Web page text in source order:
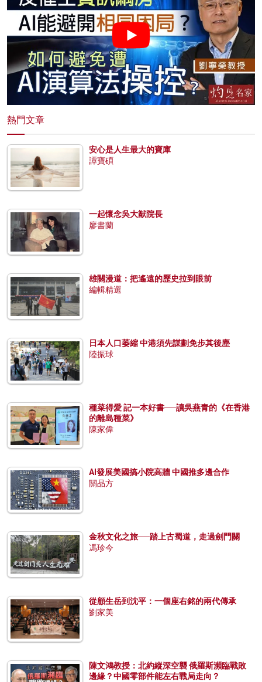
熱門文章
安心是人生最大的寶庫
譚寶碩
一起懷念吳大猷院長
廖書蘭
雄關漫道：把遙遠的歷史拉到眼前
編輯精選
日本人口萎縮 中港須先謀劃免步其後塵
陸振球
種菜得愛 記一本好書──讀吳燕青的《在香港
的離島種菜》
陳家偉
AI發展美國搞小院高牆 中國推多邊合作
關品方
金秋文化之旅──踏上古蜀道，走過劍門關
馮珍今
從顧生岳到沈平：一個座右銘的兩代傳承
劉家美
陳文鴻教授：北約縱深空襲 俄羅斯瀕臨戰敗
邊緣？中國零部件能左右戰局走向？